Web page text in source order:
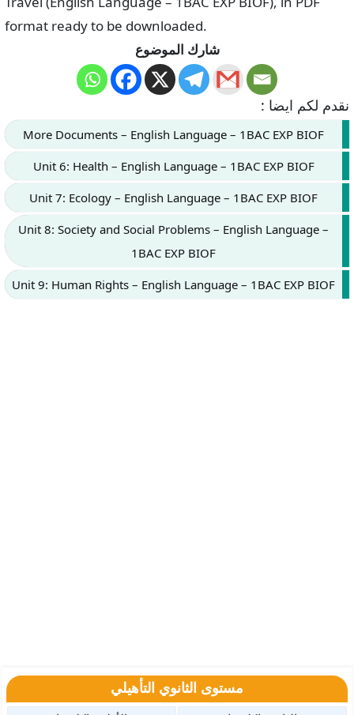
format ready to be downloaded.
شارك الموضوع
نقدم لكم ايضا :
More Documents – English Language – 1BAC EXP BIOF
Unit 6: Health – English Language – 1BAC EXP BIOF
Unit 7: Ecology – English Language – 1BAC EXP BIOF
Unit 8: Society and Social Problems – English Language –
1BAC EXP BIOF
Unit 9: Human Rights – English Language – 1BAC EXP BIOF
مستوى الثانوي التأهيلي